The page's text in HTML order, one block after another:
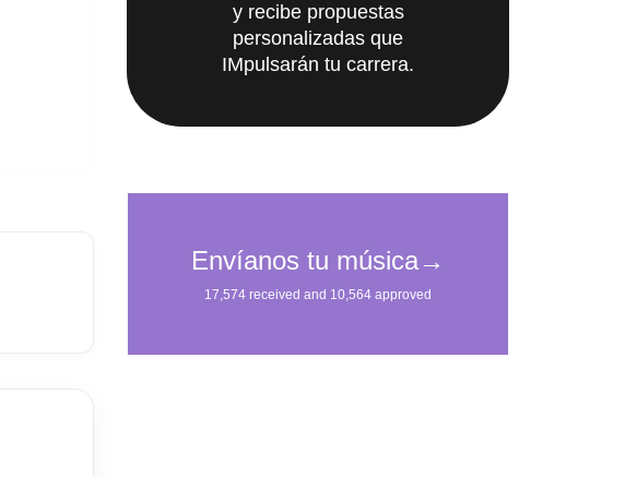
y recibe propuestas
personalizadas que
IMpulsarán tu carrera.